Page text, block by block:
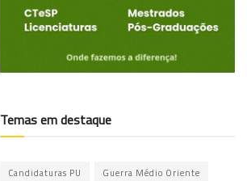
Temas em destaque
Candidaturas PU Guerra Médio Oriente